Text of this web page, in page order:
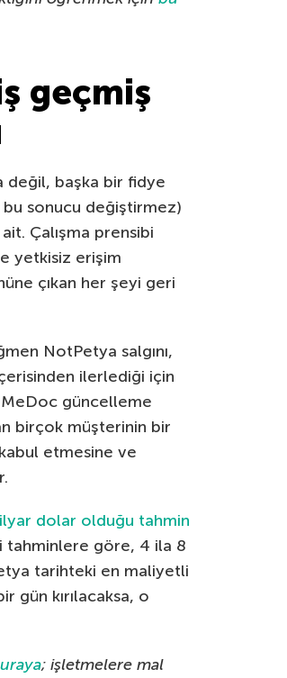
geçmiş
değil, başka bir fidye
bu sonucu değiştirmez)
Çalışma prensibi
yetkisiz erişim
çıkan her şeyi geri
NotPetya salgını,
ilerlediği için
güncelleme
birçok müşterinin bir
etmesine ve
dolar olduğu tahmin
tahminlere göre, 4 ila 8
tarihteki en maliyetli
gün kırılacaksa, o
; işletmelere mal